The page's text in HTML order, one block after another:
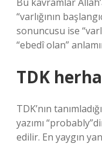
“varlığının
sonuncusu ise
“ebedî olan”
TDK
TDK’nın
yazımı
edilir. En yaygın